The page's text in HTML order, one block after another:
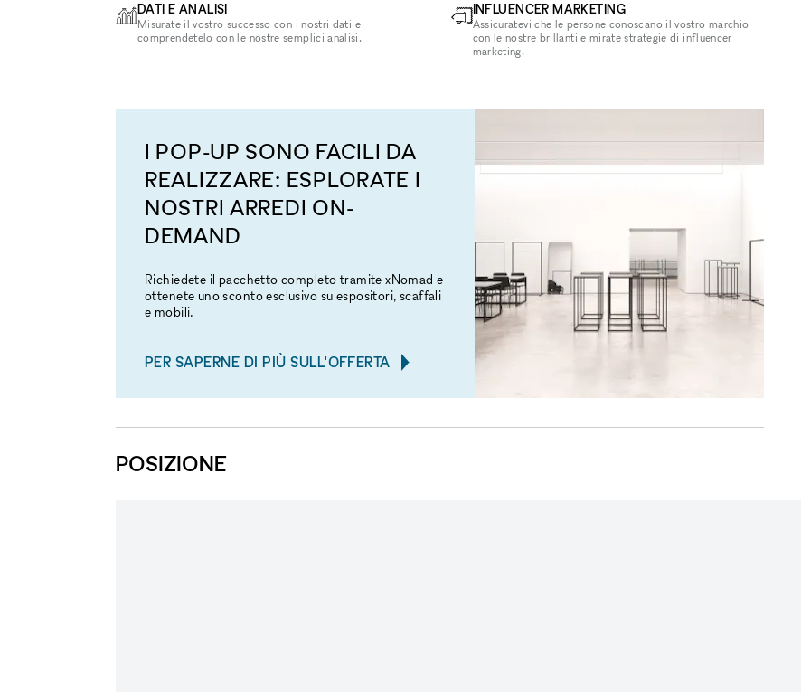
DATI E ANALISI
Misurate il vostro successo con i nostri dati e
comprendetelo con le nostre semplici analisi.
INFLUENCER MARKETING
Assicuratevi che le persone conoscano il vostro marchio
con le nostre brillanti e mirate strategie di influencer
marketing.
I POP-UP SONO FACILI DA
REALIZZARE: ESPLORATE I
NOSTRI ARREDI ON-
DEMAND
Richiedete il pacchetto completo tramite xNomad e
ottenete uno sconto esclusivo su espositori, scaffali
e mobili.
PER SAPERNE DI PIÙ SULL'OFFERTA
POSIZIONE